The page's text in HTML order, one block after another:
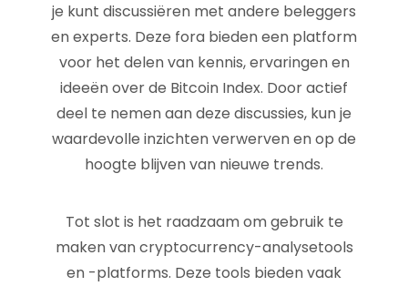
je kunt discussiëren met andere beleggers
en experts. Deze fora bieden een platform
voor het delen van kennis, ervaringen en
ideeën over de Bitcoin Index. Door actief
deel te nemen aan deze discussies, kun je
waardevolle inzichten verwerven en op de
hoogte blijven van nieuwe trends.
Tot slot is het raadzaam om gebruik te
maken van cryptocurrency-analysetools
en -platforms. Deze tools bieden vaak